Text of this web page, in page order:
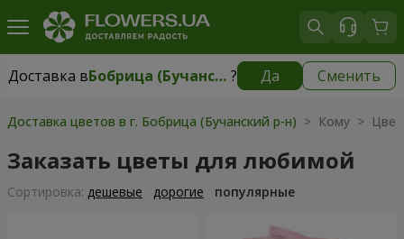
Доставка в Бобрица (Бучанский р-н) ? Да Сменить
Доставка вБобрица (Бучанский р-н)|бесплатно
Доставка цветов в г. Бобрица (Бучанский р-н) > Кому >
Заказать цветы для любимой
Cортировка: дешевые дорогие популярные